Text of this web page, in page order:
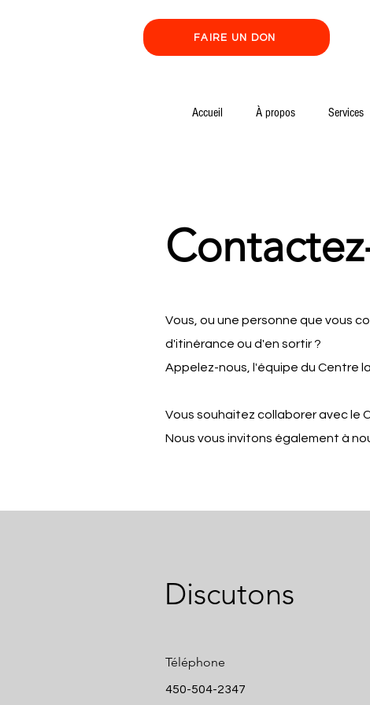
FAIRE UN DON
Accueil À propos Services
Vous, ou une personne que vous
d'itinérance ou d'en sortir ?
Appelez-nous, l'équipe du Centre
Vous souhaitez collaborer avec le
Nous vous invitons également à
Discutons
Téléphone
450-504-2347